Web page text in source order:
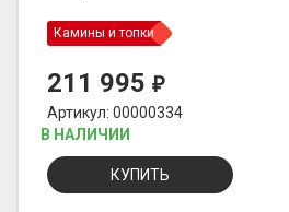
Камины и топки
211 995 ₽
Артикул: 00000334
В НАЛИЧИИ
КУПИТЬ